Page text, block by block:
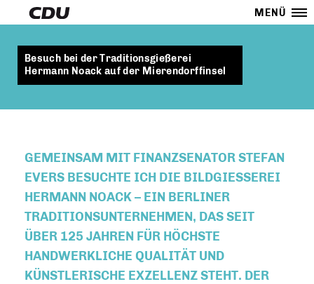
MENÜ
Besuch bei der Traditionsgießerei
Hermann Noack auf der Mierendorffinsel
GEMEINSAM MIT FINANZSENATORSTEFAN
EVERS BESUCHTE ICH DIE BILDGIESSEREI H
ERMANN NOACK
– EIN BERLINER
TRADITIONSUNTERNEHMEN, DAS SEIT
ÜBER 125 JAHREN FÜR HÖCHSTE
HANDWERKLICHE QUALITÄT UND
KÜNSTLERISCHE EXZELLENZ STEHT. DER